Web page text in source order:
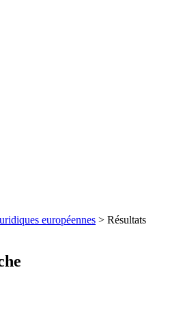
européennes > Résultats